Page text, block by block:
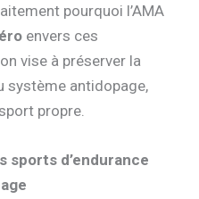
pourquoi l’AMA
envers ces
vise à préserver la
système antidopage,
propre.
sports d’endurance